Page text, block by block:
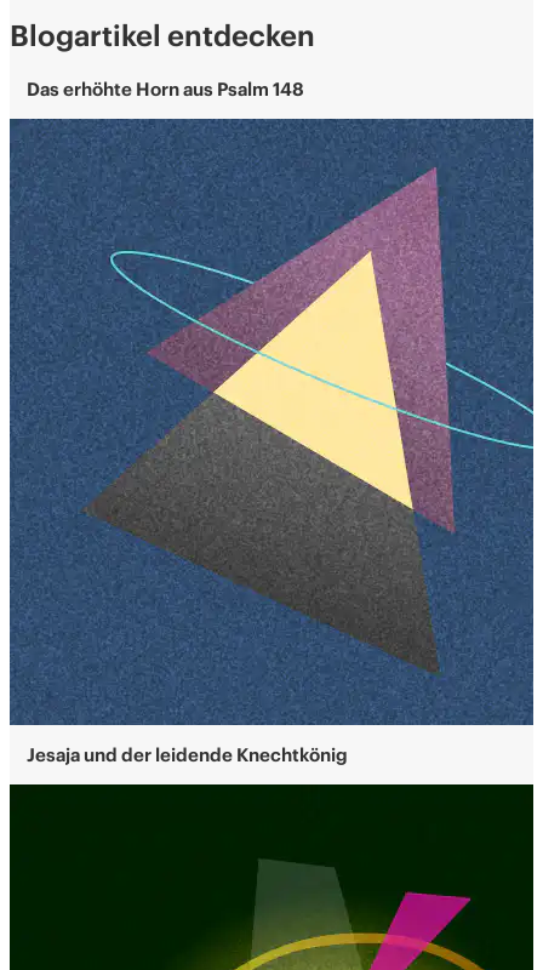
Blogartikel entdecken
Das erhöhte Horn aus Psalm 148
Jesaja und der leidende Knechtkönig